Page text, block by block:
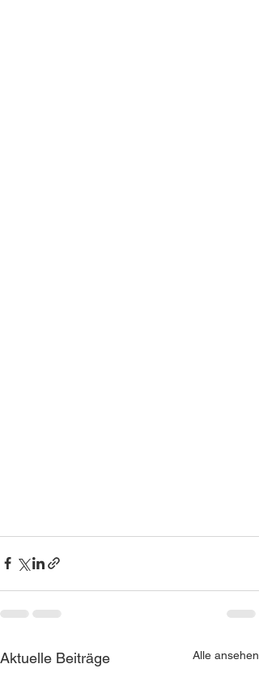
Aktuelle Beiträge Alle ansehen